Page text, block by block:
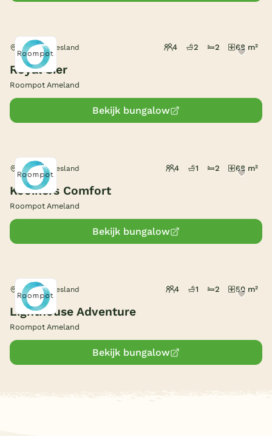
Hollum, Friesland 4 2 2 68 m²
Royal Sier
Roompot Ameland
Bekijk bungalow
Hollum, Friesland 4 1 2 68 m²
Kooikers Comfort
Roompot Ameland
Bekijk bungalow
Hollum, Friesland 4 1 2 50 m²
Lighthouse Adventure
Roompot Ameland
Bekijk bungalow